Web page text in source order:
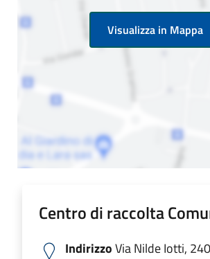
Visualizza in Mappa
Centro di raccolta
IndirizzoVia Nilde Iotti,